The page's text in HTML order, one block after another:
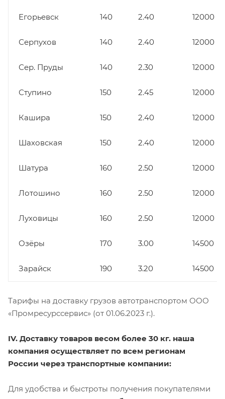
Егорьевск 140 2.40 12000
Серпухов 140 2.40 12000
Сер. Пруды 140 2.30 12000
Ступино 150 2.45 12000
Кашира 150 2.40 12000
Шаховская 150 2.40 12000
Шатура 160 2.50 12000
Лотошино 160 2.50 12000
Луховицы 160 2.50 12000
Озёры 170 3.00 14500
Зарайск 190 3.20 14500
Тарифы на доставку грузов автотранспортом ООО
«Промресурссервис» (от 01.06.2023 г.).
IV. Доставку товаров весом более 30 кг. наша
компания осуществляет по всем регионам
России через транспортные компании:
Для удобства и быстроты получения покупателями